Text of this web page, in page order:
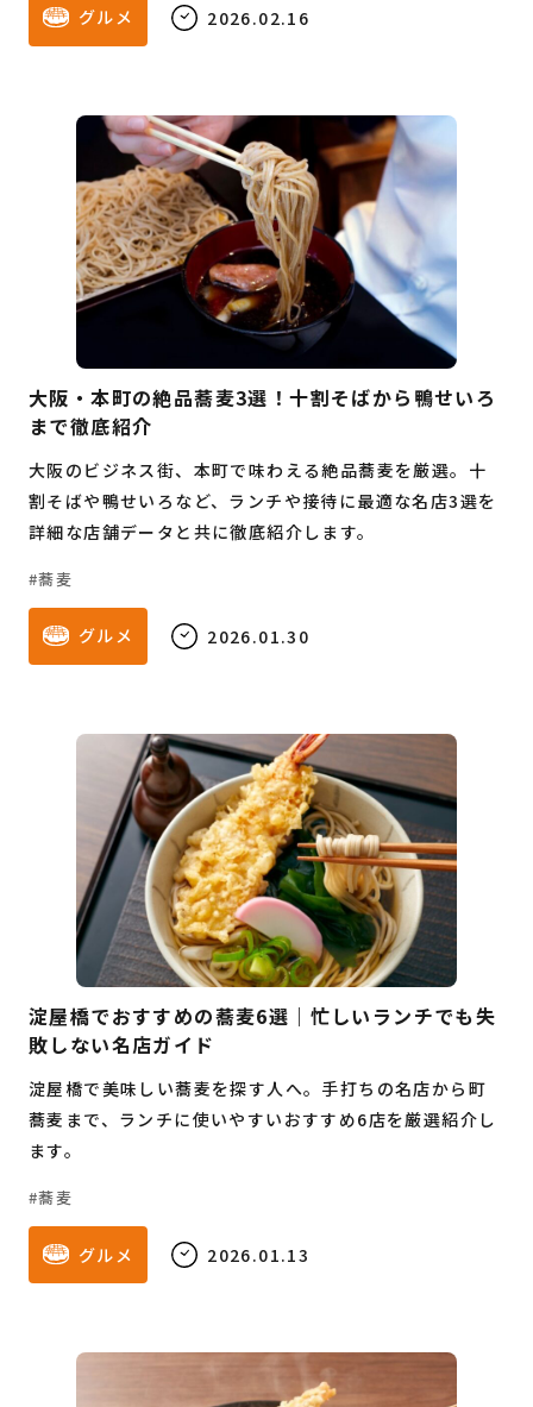
グルメ 2026.02.16
大阪・本町の絶品蕎麦3選！十割そばから鴨せいろ
まで徹底紹介
大阪のビジネス街、本町で味わえる絶品蕎麦を厳選。十
割そばや鴨せいろなど、ランチや接待に最適な名店3選を
詳細な店舗データと共に徹底紹介します。
蕎麦
グルメ 2026.01.30
淀屋橋でおすすめの蕎麦6選｜忙しいランチでも失
敗しない名店ガイド
淀屋橋で美味しい蕎麦を探す人へ。手打ちの名店から町
蕎麦まで、ランチに使いやすいおすすめ6店を厳選紹介し
ます。
蕎麦
グルメ 2026.01.13